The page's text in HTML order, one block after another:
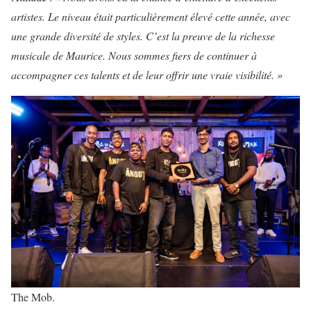
artistes. Le niveau était particulièrement élevé cette année, avec
une grande diversité de styles. C’est la preuve de la richesse
musicale de Maurice. Nous sommes fiers de continuer à
accompagner ces talents et de leur offrir une vraie visibilité. »
The Mob.